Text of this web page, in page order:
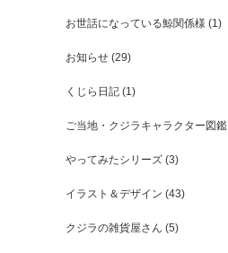
お世話になっている鯨関係様 (1)
お知らせ (29)
くじら日記 (1)
ご当地・クジラキャラクター図鑑
やってみたシリーズ (3)
イラスト＆デザイン (43)
クジラの雑貨屋さん (5)